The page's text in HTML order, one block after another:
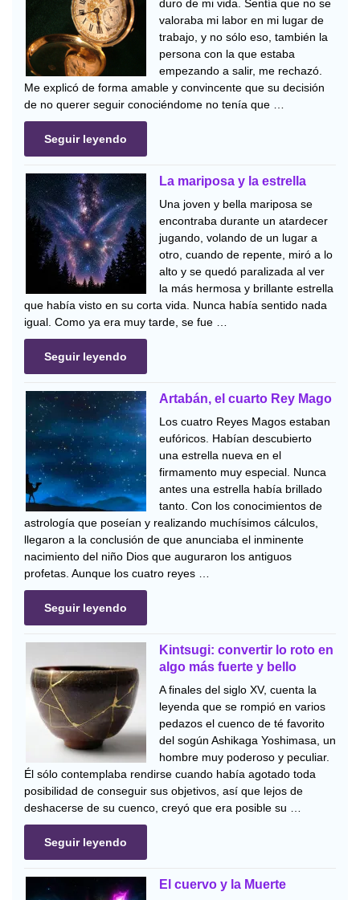
duro de mi vida. Sentía que no se
valoraba mi labor en mi lugar de
trabajo, y no sólo eso, también la
persona con la que estaba
empezando a salir, me rechazó.
Me explicó de forma amable y convincente que su decisión
de no querer seguir conociéndome no tenía que …
Seguir leyendo
La mariposa y la estrella
Una joven y bella mariposa se
encontraba durante un atardecer
jugando, volando de un lugar a
otro, cuando de repente, miró a lo
alto y se quedó paralizada al ver
la más hermosa y brillante estrella
que había visto en su corta vida. Nunca había sentido nada
igual. Como ya era muy tarde, se fue …
Seguir leyendo
Artabán, el cuarto Rey Mago
Los cuatro Reyes Magos estaban
eufóricos. Habían descubierto
una estrella nueva en el
firmamento muy especial. Nunca
antes una estrella había brillado
tanto. Con los conocimientos de
astrología que poseían y realizando muchísimos cálculos,
llegaron a la conclusión de que anunciaba el inminente
nacimiento del niño Dios que auguraron los antiguos
profetas. Aunque los cuatro reyes …
Seguir leyendo
Kintsugi: convertir lo roto en
algo más fuerte y bello
A finales del siglo XV, cuenta la
leyenda que se rompió en varios
pedazos el cuenco de té favorito
del sogún Ashikaga Yoshimasa, un
hombre muy poderoso y peculiar.
Él sólo contemplaba rendirse cuando había agotado toda
posibilidad de conseguir sus objetivos, así que lejos de
deshacerse de su cuenco, creyó que era posible su …
Seguir leyendo
El cuervo y la Muerte